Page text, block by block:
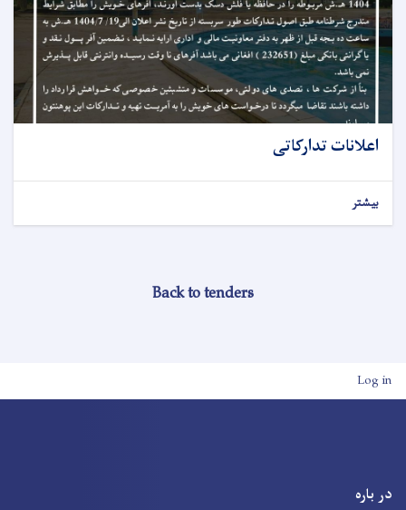
اعلانات تدارکاتی
بیشتر
Back to tenders
User account menu
Log in
در باره